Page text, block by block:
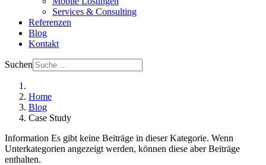
Services & Consulting
Referenzen
Blog
Kontakt
Suchen
Home
Blog
Case Study
Information Es gibt keine Beiträge in dieser Kategorie. Wenn
Unterkategorien angezeigt werden, können diese aber Beiträge
enthalten.